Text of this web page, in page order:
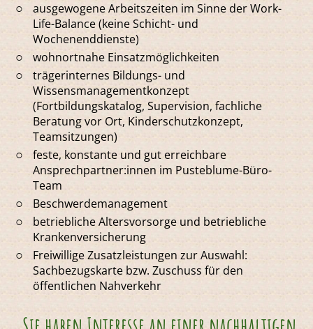
ausgewogene Arbeitszeiten im Sinne der Work-
Life-Balance (keine Schicht- und
Wochenenddienste)
wohnortnahe Einsatzmöglichkeiten
trägerinternes Bildungs- und
Wissensmanagementkonzept
(Fortbildungskatalog, Supervision, fachliche
Beratung vor Ort, Kinderschutzkonzept,
Teamsitzungen)
feste, konstante und gut erreichbare
Ansprechpartner:innen im Pusteblume-Büro-
Team
Beschwerdemanagement
betriebliche Altersvorsorge und betriebliche
Krankenversicherung
Freiwillige Zusatzleistungen zur Auswahl:
Sachbezugskarte bzw. Zuschuss für den
öffentlichen Nahverkehr